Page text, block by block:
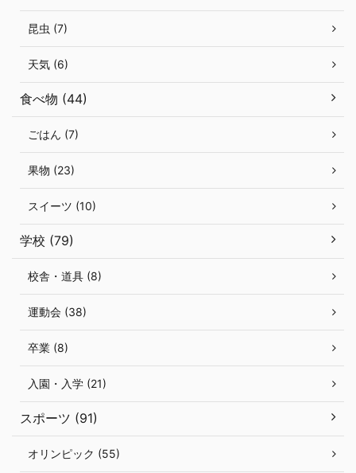
昆虫 (7)
天気 (6)
食べ物 (44)
ごはん (7)
果物 (23)
スイーツ (10)
学校 (79)
校舎・道具 (8)
運動会 (38)
卒業 (8)
入園・入学 (21)
スポーツ (91)
オリンピック (55)